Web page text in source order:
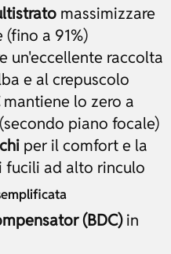
massimizzare
a 91%)
un'eccellente raccolta
e al crepuscolo
mantiene lo zero a
piano focale)
per il comfort e la
fucili ad alto rinculo
(BDC)in